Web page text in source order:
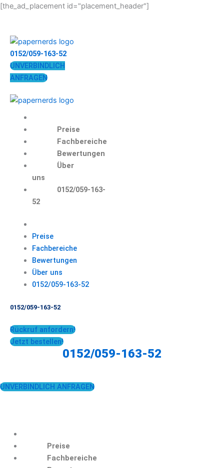
[the_ad_placement id="placement_header"]
Zum
0152/059-163-52
UNVERBINDLICH
ANFRAGEN
Preise
Fachbereiche
Bewertungen
Über
uns
0152/059-163-
52
Preise
Fachbereiche
Bewertungen
Über uns
0152/059-163-52
0152/059-163-52
Rückruf anfordern!
Jetzt bestellen!
0152/059-163-52
UNVERBINDLICH ANFRAGEN
Preise
Fachbereiche